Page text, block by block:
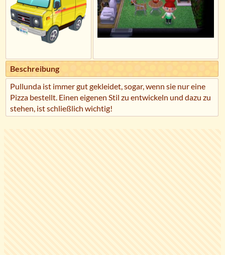
Beschreibung
Pullunda ist immer gut gekleidet, sogar, wenn sie nur eine
Pizza bestellt. Einen eigenen Stil zu entwickeln und dazu zu
stehen, ist schließlich wichtig!